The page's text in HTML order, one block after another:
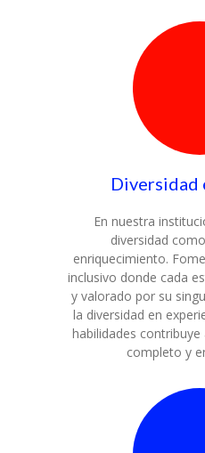
Diversidad
En nuestra
diversidad
enriquecimiento.
inclusivo donde cada
y valorado por su
la diversidad en
habilidades
completo y